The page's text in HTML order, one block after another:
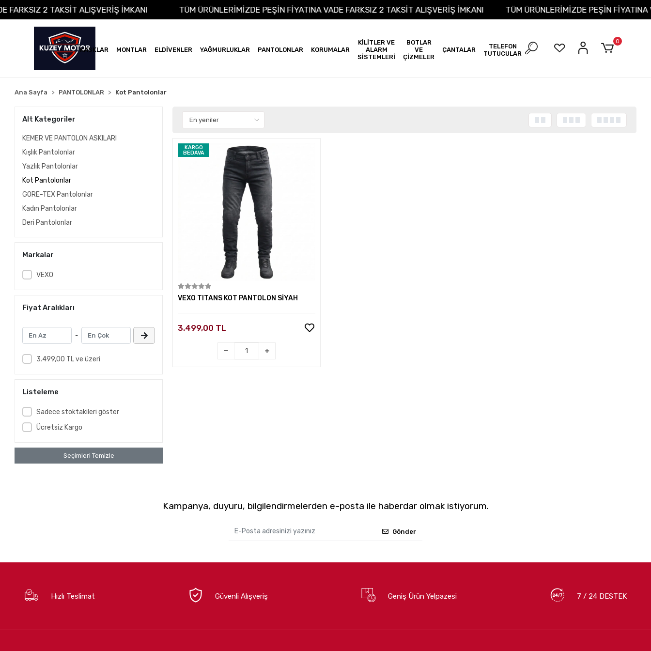
FARKSIZ 2 TAKSİT ALIŞVERİŞ İMKANI TÜM ÜRÜNLERİMİZDE PEŞİN FİYATINA VADE FARKSIZ 2 TAKSİT ALIŞVERİŞ İMKANI TÜM ÜRÜNLERİMİZDE PEŞİN
KASKLAR MONTLAR ELDİVENLER YAĞMURLUKLAR PANTOLONLAR KORUMALAR
KİLİTLER VE
ALARM
SİSTEMLERİ
BOTLAR
VE
ÇİZMELER
ÇANTALAR
TELEFON
TUTUCULAR
0
Ana Sayfa PANTOLONLAR Kot Pantolonlar
Alt Kategoriler
KEMER VE PANTOLON ASKILARI
Kışlık Pantolonlar
Yazlık Pantolonlar
Kot Pantolonlar
GORE-TEX Pantolonlar
Kadın Pantolonlar
Deri Pantolonlar
Markalar
VEXO
Fiyat Aralıkları
-
3.499,00 TL ve üzeri
Listeleme
Sadece stoktakileri göster
Ücretsiz Kargo
Seçimleri Temizle
KARGO
BEDAVA
VEXO TITANS KOT PANTOLON SİYAH
3.499,00 TL
Kampanya, duyuru, bilgilendirmelerden e-posta ile haberdar olmak istiyorum.
Gönder
Hızlı Teslimat Güvenli Alışveriş Geniş Ürün Yelpazesi 7 / 24 DESTEK